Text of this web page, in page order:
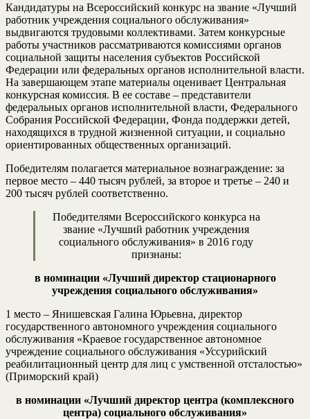
Кандидатуры на Всероссийский конкурс на звание «Лучший
работник учреждения социального обслуживания»
выдвигаются трудовыми коллективами. Затем конкурсные
работы участников рассматриваются комиссиями органов
социальной защиты населения субъектов Российской
Федерации или федеральных органов исполнительной власти.
На завершающем этапе материалы оценивает Центральная
конкурсная комиссия. В ее составе – представители
федеральных органов исполнительной власти, Федерального
Собрания Российской Федерации, Фонда поддержки детей,
находящихся в трудной жизненной ситуации, и социально
ориентированных общественных организаций.
Победителям полагается материальное вознаграждение: за
первое место – 440 тысяч рублей, за второе и третье – 240 и
200 тысяч рублей соответственно.
Победителями Всероссийского конкурса на
звание «Лучший работник учреждения
социального обслуживания» в 2016 году
признаны:
в номинации «Лучший директор стационарного
учреждения социального обслуживания»
1 место – Янишевская Галина Юрьевна, директор
государственного автономного учреждения социального
обслуживания «Краевое государственное автономное
учреждение социального обслуживания «Уссурийский
реабилитационный центр для лиц с умственной отсталостью»
(Приморский край)
в номинации «Лучший директор центра (комплексного
центра) социального обслуживания»